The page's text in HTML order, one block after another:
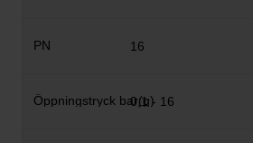
16
0,1 - 16